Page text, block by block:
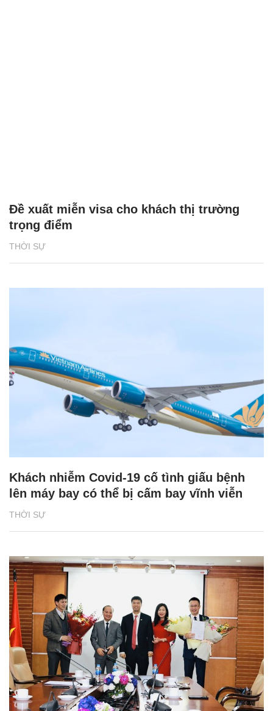
THỜI SỰ
Đề xuất miễn visa cho khách thị trường
trọng điểm
THỜI SỰ
Khách nhiễm Covid-19 cố tình giấu bệnh
lên máy bay có thể bị cấm bay vĩnh viễn